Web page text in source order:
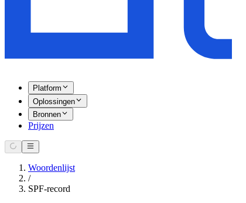
Platform
Oplossingen
Bronnen
Prijzen
Woordenlijst
/
SPF-record